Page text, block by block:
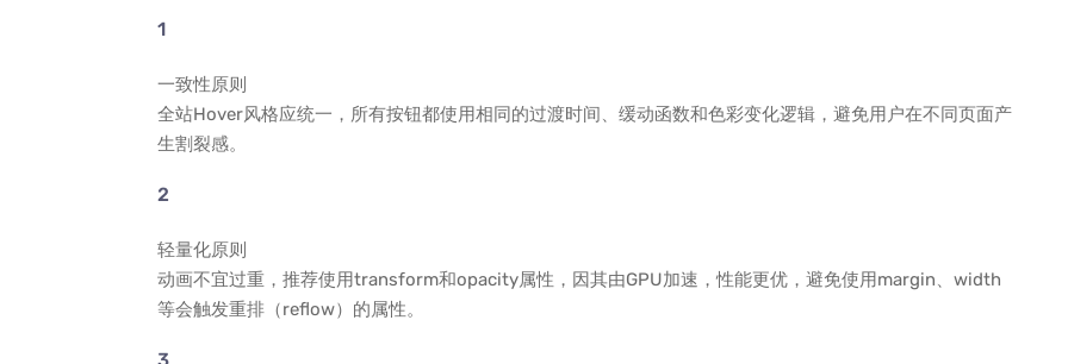
一致性原则
全站Hover风格应统一，所有按钮都使用相同的过渡时间、缓动函数和色彩变化逻辑，避免用户在不同页面产
生割裂感。
轻量化原则
动画不宜过重，推荐使用transform和opacity属性，因其由GPU加速，性能更优，避免使用margin、width
等会触发重排（reflow）的属性。